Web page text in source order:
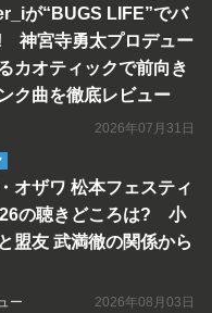
が“BUGS LIFE”でバ
神宮寺勇太プロデュー
カオティックで前向き
ク曲を徹底レビュー
2026年07月31日
オザワ 松本フェスティ
の聴きどころは? 小
盟友 武満徹の関係から
ー 2026年08月03日